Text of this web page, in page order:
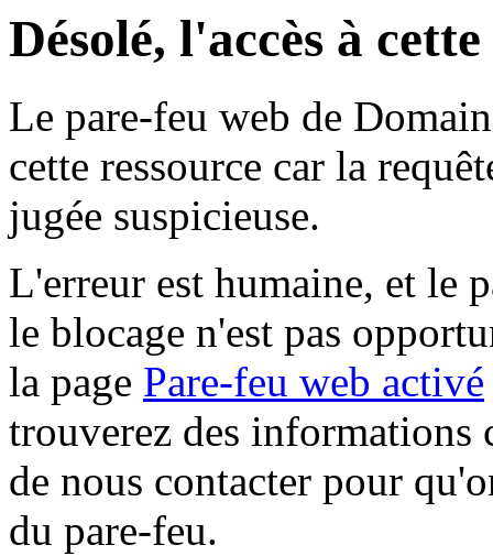
Désolé, l'accès à
Le pare-feu web de
cette ressource car la
jugée suspicieuse.
L'erreur est humaine, et le
le blocage n'est pas
la page Pare-feu web activé
trouverez des informations
de nous contacter pour
du pare-feu.